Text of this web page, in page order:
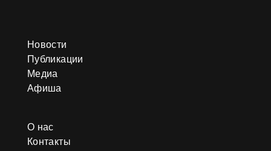
Новости
Публикации
Медиа
Афиша
О нас
Контакты